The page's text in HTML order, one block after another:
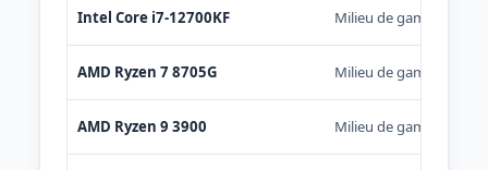
Intel Core i7-12700KF Milieu de gamme
AMD Ryzen 7 8705G Milieu de gamme
AMD Ryzen 9 3900 Milieu de gamme